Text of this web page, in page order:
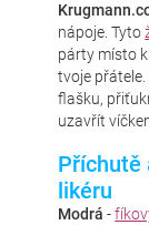
nápoje. Tyto
párty místo
tvoje
flašku,
uzavřít
Příchutě
likéru
Modrá -